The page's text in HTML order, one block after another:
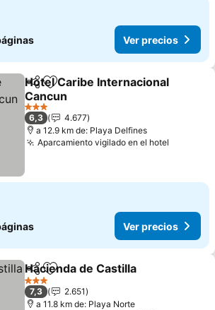
Ver precios
CompartirAgregar a favoritos
Hotel Caribe Internacional
Cancun
Ver precios
3 Estrellas
6,3
4.677
a 12.9 km de: Playa Delfines
Aparcamiento vigilado en el hotel
Ver precios
CompartirAgregar a favoritos
Hacienda de Castilla
3 Estrellas
7,3
2.651
a 11.8 km de: Playa Norte